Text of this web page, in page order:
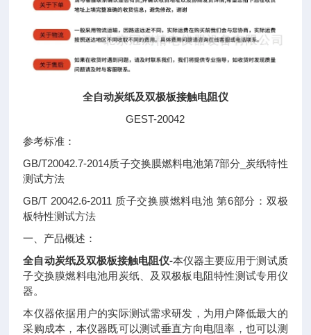
全自动炭纸及双极板接触电阻仪
GEST-20042
参考标准：
GB/T20042.7-2014质子交换膜燃料电池第7部分_炭纸特性
测试方法
GB/T 20042.6-2011 质子交换膜燃料电池 第6部分：双极
板特性测试方法
一、产品概述：
全自动炭纸及双极板接触电阻仪-本仪器主要应用于测试质
子交换膜燃料电池用炭纸、及双极板电阻特性测试专用仪
器。
本仪器依据用户的实际测试需求研发，为用户降低最大的
采购成本，本仪器既可以测试垂直方向电阻率，也可以测